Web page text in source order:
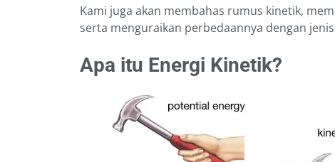
Kami juga akan membahas rumus kinetik,
serta menguraikan perbedaannya dengan
Apa itu Energi Kinetik?